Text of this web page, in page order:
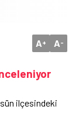
A+ A-
ilçesindeki